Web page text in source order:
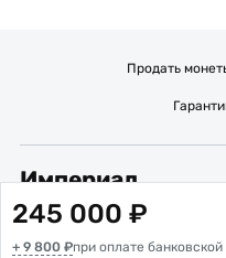
245 000 ₽
+ 9 800 ₽при оплате банковской
Продать
Империал
Подписывайтесь на нас:
Вакансии